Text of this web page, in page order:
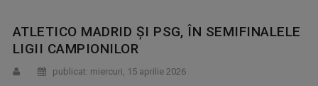
ATLETICO MADRID ȘI PSG, ÎN SEMIFINALELE
LIGII CAMPIONILOR
publicat: miercuri, 15 aprilie 2026